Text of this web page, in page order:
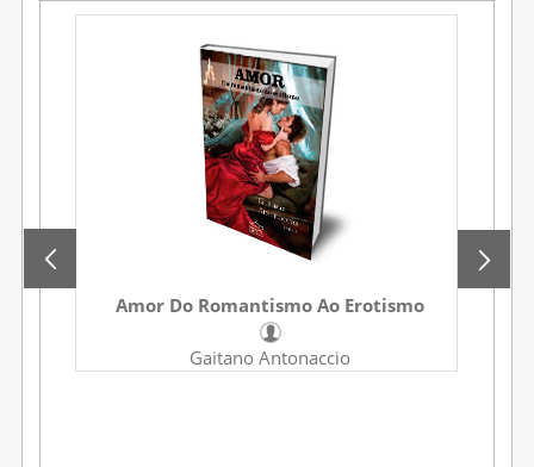
Amor Do Romantismo Ao Erotismo
Gaitano Antonaccio